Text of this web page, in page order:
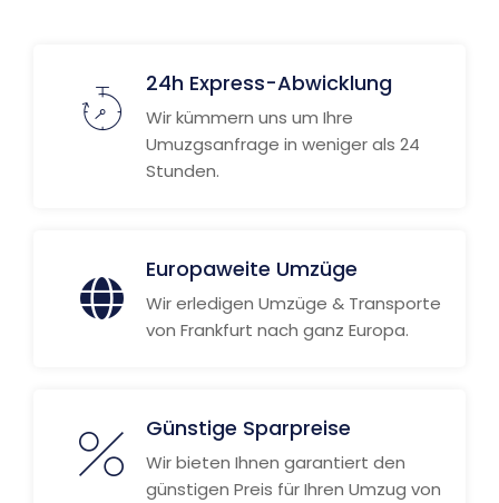
24h Express-Abwicklung
Wir kümmern uns um Ihre
Umuzgsanfrage in weniger als 24
Stunden.
Europaweite Umzüge
Wir erledigen Umzüge & Transporte
von Frankfurt nach ganz Europa.
Günstige Sparpreise
Wir bieten Ihnen garantiert den
günstigen Preis für Ihren Umzug von